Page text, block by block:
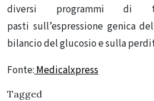
diversi programmi di
pasti sull’espressione genica
bilancio del glucosio e sulla
Fonte:Medicalxpress
Tagged